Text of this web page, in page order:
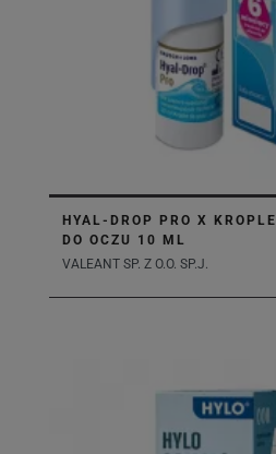
HYAL-DROP PRO X KROPLE
DO OCZU 10 ML
VALEANT SP. Z O.O. SP.J.